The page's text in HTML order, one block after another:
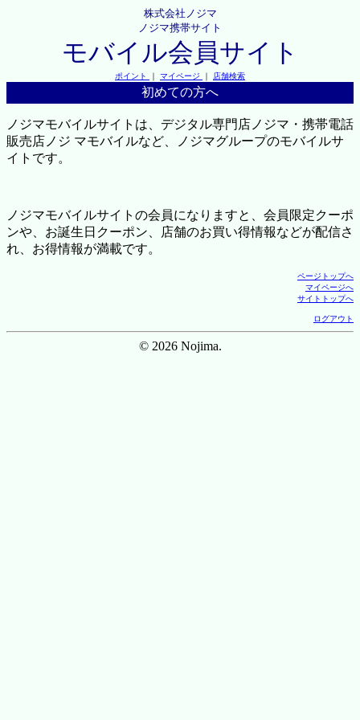
株式会社ノジマ
ノジマ携帯サイト
モバイル会員サイト
ポイント ｜ マイページ ｜ 店舗検索
初めての方へ
ノジマモバイルサイトは、デジタル専門店ノジマ・携帯電話
販売店ノジ マモバイルなど、ノジマグループのモバイルサ
イトです。
ノジマモバイルサイトの会員になりますと、会員限定クーポ
ンや、お誕生日クーポン、店舗のお買い得情報などが配信さ
れ、お得情報が満載です。
ページトップへ
マイページへ
サイトトップへ
ログアウト
© 2026 Nojima.